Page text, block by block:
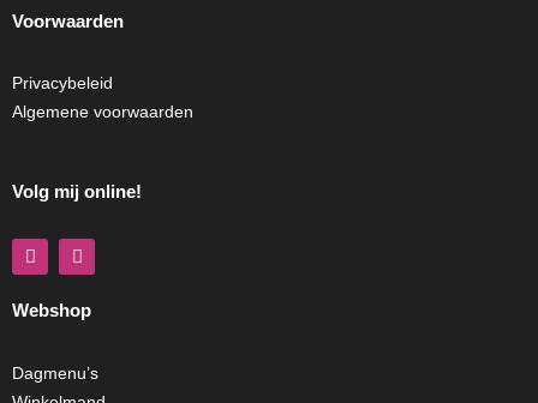
Voorwaarden
Privacybeleid
Algemene voorwaarden
Volg mij online!
F
a
c
e
b
k
I
n
s
a
a
Webshop
Dagmenu’s